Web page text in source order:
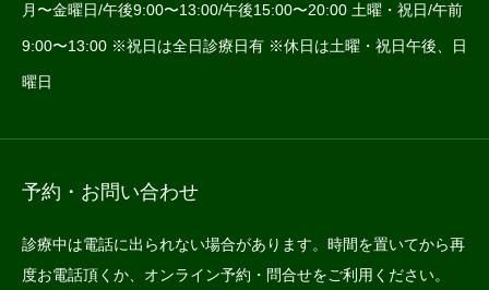
月〜金曜日/午後9:00〜13:00/午後15:00〜20:00 土曜・祝日/午前
9:00〜13:00 ※祝日は全日診療日有 ※休日は土曜・祝日午後、日
曜日
予約・お問い合わせ
診療中は電話に出られない場合があります。時間を置いてから再
度お電話頂くか、オンライン予約・問合せをご利用ください。